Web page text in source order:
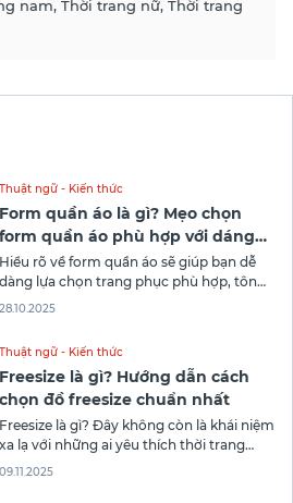
nam, Thời trang nữ, Thời trang
Thuật ngữ - Kiến thức
Form quần áo là gì? Mẹo chọn
form quần áo phù hợp với dáng
người
Hiểu rõ về form quần áo sẽ giúp bạn dễ
dàng lựa chọn trang phục phù hợp, tôn
lên ưu điểm và che khuyết điểm cơ thể
quần áo phổ biến cùng
28.10.2025
Thuật ngữ - Kiến thức
Freesize là gì? Hướng dẫn cách
chọn đồ freesize chuẩn nhất
Freesize là gì? Đây không còn là khái niệm
xa lạ với những ai yêu thích thời trang
hiện đại. Thuật ngữ này dùng để chỉ các
09.11.2025